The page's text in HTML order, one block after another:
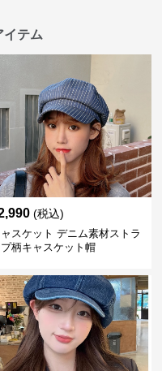
イテム
(税込)
スケット デニム素材ストラ
柄キャスケット帽